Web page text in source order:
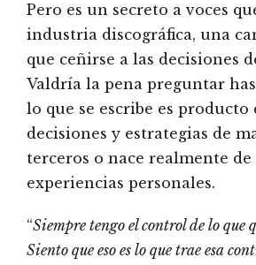
Pero es un secreto a voces
industria discográfica, una
que ceñirse a las decisiones
Valdría la pena preguntar
lo que se escribe es producto
decisiones y estrategias de
terceros o nace realmente de
experiencias personales.
“Siempre tengo el control de lo que
Siento que eso es lo que trae esa